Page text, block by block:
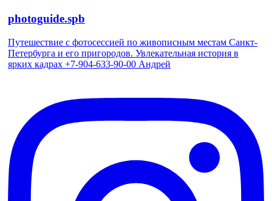
photoguide.spb
Путешествие с фотосессией по живописным местам Санкт-
Петербурга и его пригородов. Увлекательная история в
ярких кадрах +7-904-633-90-00 Андрей